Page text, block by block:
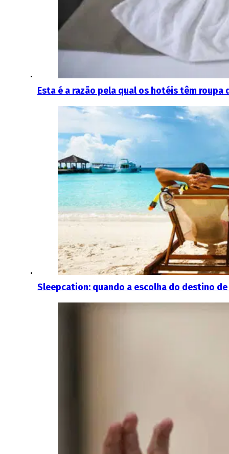
Esta é a razão pela qual os hotéis têm roupa
Sleepcation: quando a escolha do destino